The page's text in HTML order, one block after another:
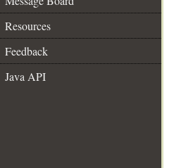
Resources
Feedback
Java API